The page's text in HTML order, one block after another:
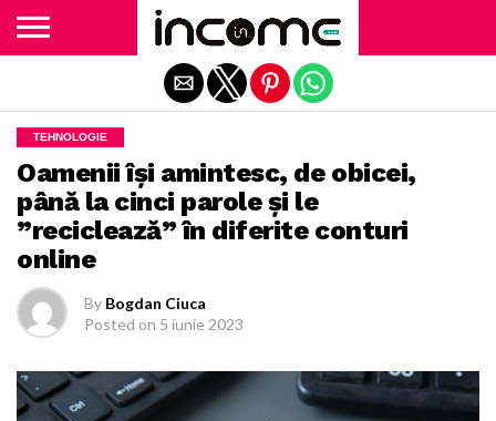
TEHNOLOGIE
Oamenii îşi amintesc, de obicei,
până la cinci parole şi le
”reciclează” în diferite conturi
online
By Bogdan Ciuca
Posted on 5 iunie 2023
Exit mobile version